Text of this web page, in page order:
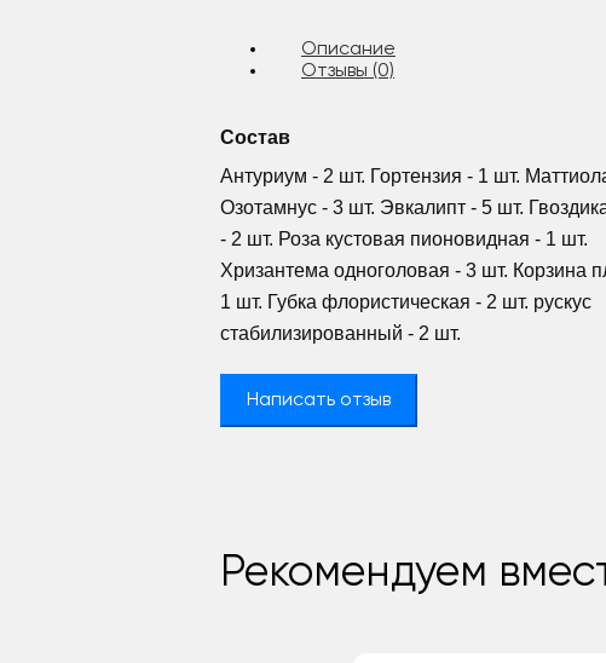
Описание
Отзывы (0)
Состав
Антуриум - 2 шт. Гортензия - 1 шт.
Озотамнус - 3 шт. Эвкалипт - 5 шт.
- 2 шт. Роза кустовая пионовидная - 1 шт.
Хризантема одноголовая - 3 шт. Корзина
1 шт. Губка флористическая - 2 шт. рускус
стабилизированный - 2 шт.
Написать отзыв
Рекомендуем